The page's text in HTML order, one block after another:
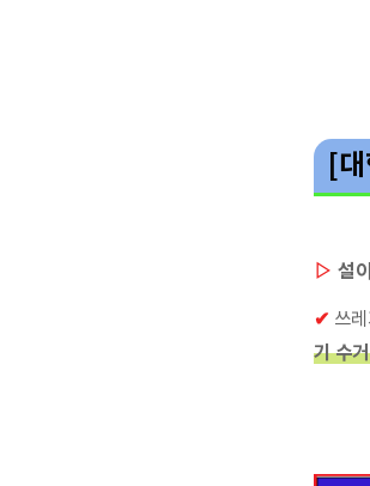
[
▷ 설
✔ 쓰
기 수